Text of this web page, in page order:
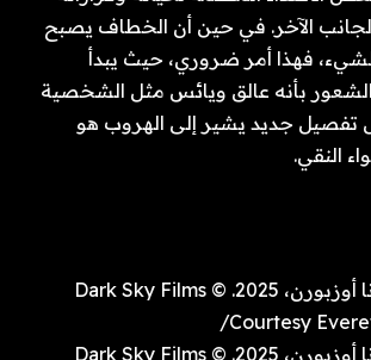
الآخر. في حين أن الخطاف يصبح
فهذا أمر ضروري، حيث يبدأ
بأنه عالق ويائس مثل الشخصية
تفصيل جديد يشير إلى الهروب هو
النقي.